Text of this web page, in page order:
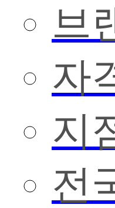
브
자
지
전